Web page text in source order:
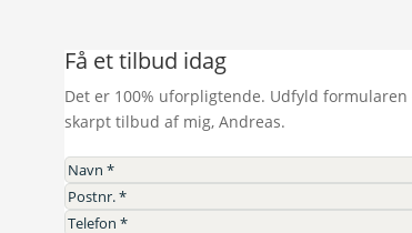
Få et tilbud idag
Det er 100% uforpligtende. Udfyld formularen
skarpt tilbud af mig, Andreas.